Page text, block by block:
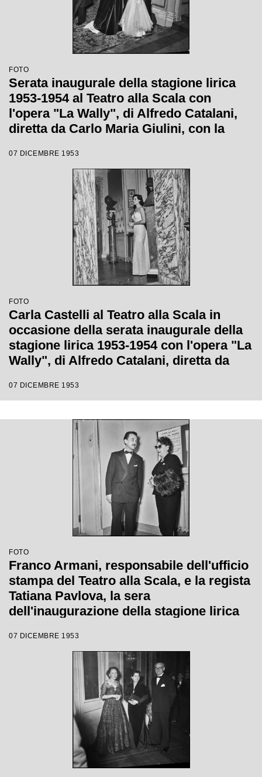
FOTO
Serata inaugurale della stagione lirica
1953-1954 al Teatro alla Scala con
l'opera "La Wally", di Alfredo Catalani,
diretta da Carlo Maria Giulini, con la
07 DICEMBRE 1953
FOTO
Carla Castelli al Teatro alla Scala in
occasione della serata inaugurale della
stagione lirica 1953-1954 con l'opera "La
Wally", di Alfredo Catalani, diretta da
Tatiana Pavlova
07 DICEMBRE 1953
FOTO
Franco Armani, responsabile dell'ufficio
stampa del Teatro alla Scala, e la regista
Tatiana Pavlova, la sera
dell'inaugurazione della stagione lirica
Alfredo Catalani, diretta da Carlo Maria
Giulini, con la regia della Pavlova stessa
07 DICEMBRE 1953